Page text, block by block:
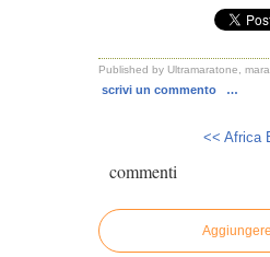
Published by Ultramaratone,
scrivi un commento
…
<< Africa
commenti